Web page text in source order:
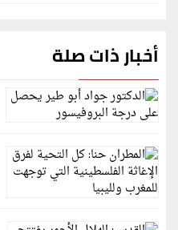
أخبار ذات صلة